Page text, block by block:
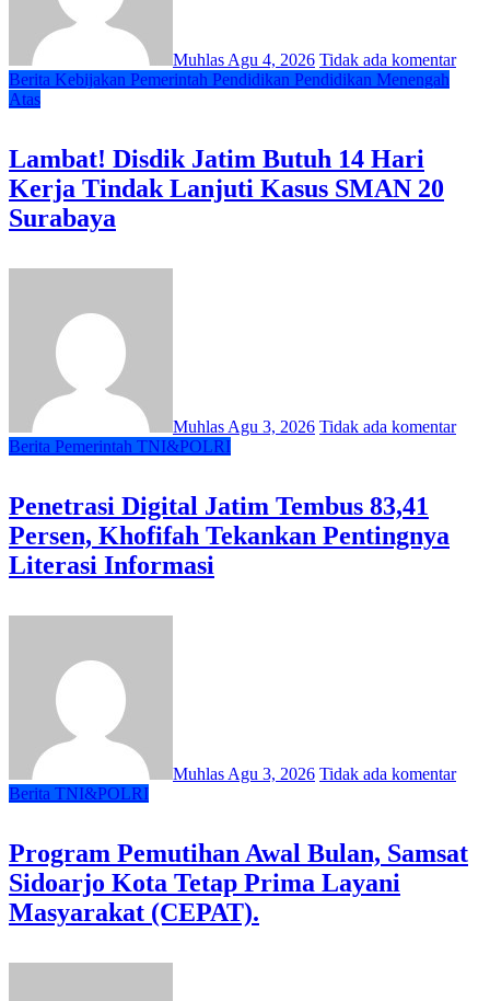
Muhlas Agu 4, 2026 Tidak ada komentar
Berita Kebijakan Pemerintah Pendidikan Pendidikan Menengah
Atas
Lambat! Disdik Jatim Butuh 14 Hari
Kerja Tindak Lanjuti Kasus SMAN 20
Surabaya
Muhlas Agu 3, 2026 Tidak ada komentar
Berita Pemerintah TNI&POLRI
Penetrasi Digital Jatim Tembus 83,41
Persen, Khofifah Tekankan Pentingnya
Literasi Informasi
Muhlas Agu 3, 2026 Tidak ada komentar
Berita TNI&POLRI
Program Pemutihan Awal Bulan, Samsat
Sidoarjo Kota Tetap Prima Layani
Masyarakat (CEPAT).